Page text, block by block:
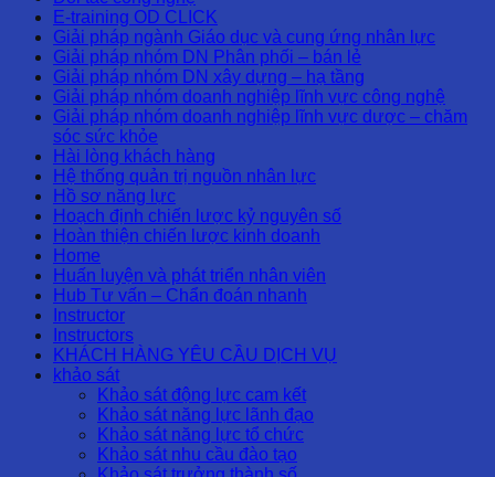
E-training OD CLICK
Giải pháp ngành Giáo dục và cung ứng nhân lực
Giải pháp nhóm DN Phân phối – bán lẻ
Giải pháp nhóm DN xây dựng – hạ tầng
Giải pháp nhóm doanh nghiệp lĩnh vực công nghệ
Giải pháp nhóm doanh nghiệp lĩnh vực dược – chăm
sóc sức khỏe
Hài lòng khách hàng
Hệ thống quản trị nguồn nhân lực
Hồ sơ năng lực
Hoạch định chiến lược kỷ nguyên số
Hoàn thiện chiến lược kinh doanh
Home
Huấn luyện và phát triển nhân viên
Hub Tư vấn – Chẩn đoán nhanh
Instructor
Instructors
KHÁCH HÀNG YÊU CẦU DỊCH VỤ
khảo sát
Khảo sát động lực cam kết
Khảo sát năng lực lãnh đạo
Khảo sát năng lực tổ chức
Khảo sát nhu cầu đào tạo